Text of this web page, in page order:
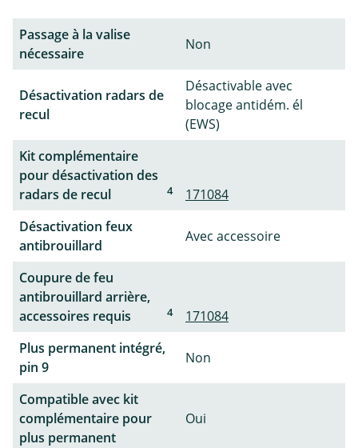
Passage à la valise
nécessaire
Non
Désactivation radars de
recul
Désactivable avec
blocage antidém. él
(EWS)
Kit complémentaire
pour désactivation des
radars de recul
4
171084
Désactivation feux
antibrouillard
Avec accessoire
Coupure de feu
antibrouillard arrière,
accessoires requis
4
171084
Plus permanent intégré,
pin 9
Non
Compatible avec kit
complémentaire pour
plus permanent
Oui